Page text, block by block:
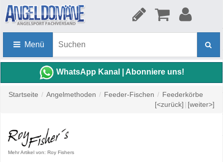
Menü
WhatsApp Kanal | Abonniere uns!
Startseite / Angelmethoden / Feeder-Fischen / Feederkörbe
[<zurück] | [weiter>]
Mehr Artikel von: Roy Fishers